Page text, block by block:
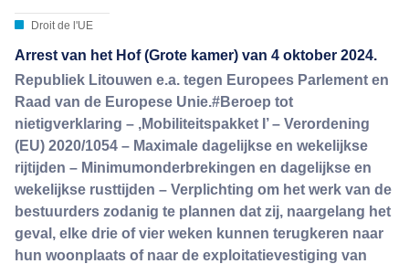
Droit de l'UE
Arrest van het Hof (Grote kamer) van 4 oktober 2024.
Republiek Litouwen e.a. tegen Europees Parlement en
Raad van de Europese Unie.#Beroep tot
nietigverklaring – ‚Mobiliteitspakket I’ – Verordening
(EU) 2020/1054 – Maximale dagelijkse en wekelijkse
rijtijden – Minimumonderbrekingen en dagelijkse en
wekelijkse rusttijden – Verplichting om het werk van de
bestuurders zodanig te plannen dat zij, naargelang het
geval, elke drie of vier weken kunnen terugkeren naar
hun woonplaats of naar de exploitatievestiging van